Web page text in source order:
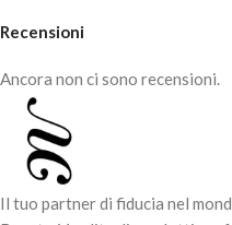
Recensioni
Ancora non ci sono recensioni.
Il tuo partner di fiducia nel